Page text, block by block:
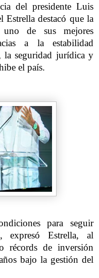
del presidente Luis
Estrella destacó que la
uno de sus mejores
a la estabilidad
la seguridad jurídica y
el país.
para seguir
expresó Estrella, al
récords de inversión
bajo la gestión del